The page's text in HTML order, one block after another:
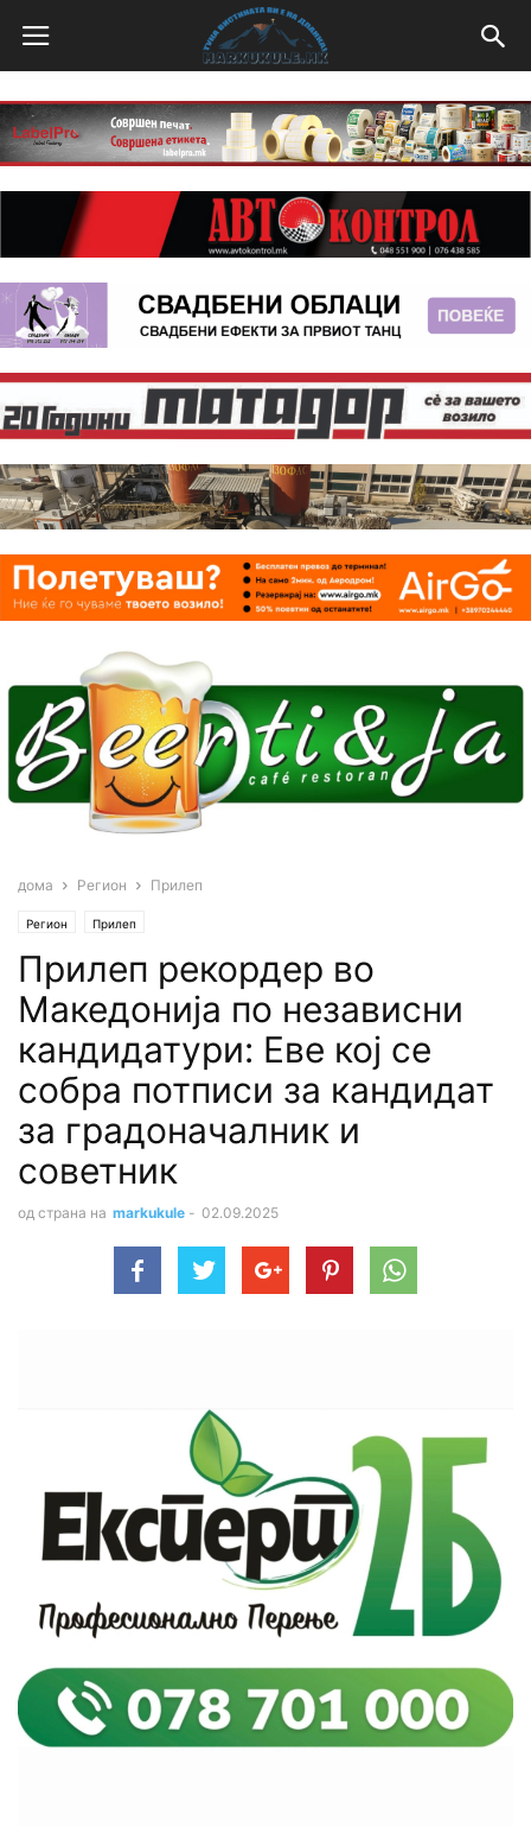
дома Регион Прилеп
Регион Прилеп
Прилеп рекордер во
Македонија по независни
кандидатури: Еве кој се
собра потписи за кандидат
за градоначалник и
советник
од страна на markukule - 02.09.2025